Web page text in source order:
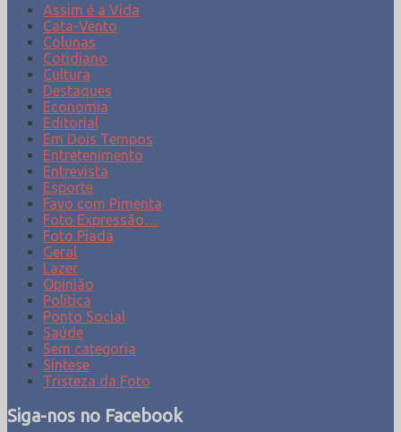
Assim é a Vida
Cata-Vento
Colunas
Cotidiano
Cultura
Destaques
Economia
Editorial
Em Dois Tempos
Entretenimento
Entrevista
Esporte
Favo com Pimenta
Foto Expressão…
Foto Piada
Geral
Lazer
Opinião
Política
Ponto Social
Saúde
Sem categoria
Síntese
Tristeza da Foto
Siga-nos no Facebook